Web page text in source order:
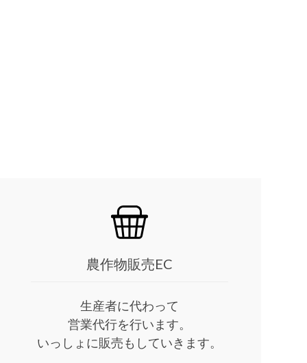
農作物販売EC
生産者に代わって
営業代行を行います。
いっしょに販売もしていきます。